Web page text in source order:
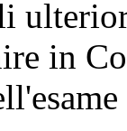
in